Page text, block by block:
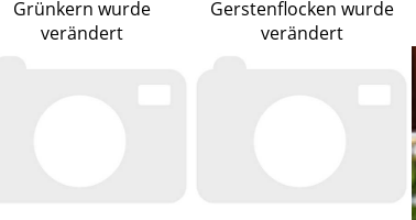
Grünkern wurde
verändert
Gerstenflocken wurde
verändert